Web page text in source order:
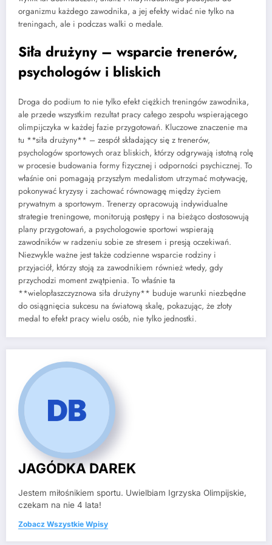
organizmu każdego zawodnika, a jej efekty widać nie tylko na
treningach, ale i podczas walki o medale.
Siła drużyny – wsparcie trenerów,
psychologów i bliskich
Droga do podium to nie tylko efekt ciężkich treningów zawodnika,
ale przede wszystkim rezultat pracy całego zespołu wspierającego
olimpijczyka w każdej fazie przygotowań. Kluczowe znaczenie ma
tu **siła drużyny** – zespół składający się z trenerów,
psychologów sportowych oraz bliskich, którzy odgrywają istotną rolę
w procesie budowania formy fizycznej i odporności psychicznej. To
właśnie oni pomagają przyszłym medalistom utrzymać motywację,
pokonywać kryzysy i zachować równowagę między życiem
prywatnym a sportowym. Trenerzy opracowują indywidualne
strategie treningowe, monitorują postępy i na bieżąco dostosowują
plany przygotowań, a psychologowie sportowi wspierają
zawodników w radzeniu sobie ze stresem i presją oczekiwań.
Niezwykle ważne jest także codzienne wsparcie rodziny i
przyjaciół, którzy stoją za zawodnikiem również wtedy, gdy
przychodzi moment zwątpienia. To właśnie ta
**wielopłaszczyznowa siła drużyny** buduje warunki niezbędne
do osiągnięcia sukcesu na światową skalę, pokazując, że złoty
medal to efekt pracy wielu osób, nie tylko jednostki.
JAGÓDKA DAREK
Jestem miłośnikiem sportu. Uwielbiam Igrzyska Olimpijskie,
czekam na nie 4 lata!
Zobacz Wszystkie Wpisy